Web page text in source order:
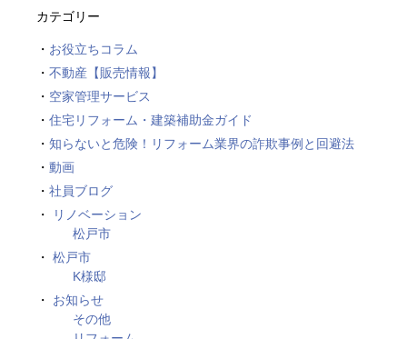
カテゴリー
お役立ちコラム
不動産【販売情報】
空家管理サービス
住宅リフォーム・建築補助金ガイド
知らないと危険！リフォーム業界の詐欺事例と回避法
動画
社員ブログ
リノベーション
松戸市
松戸市
K様邸
お知らせ
その他